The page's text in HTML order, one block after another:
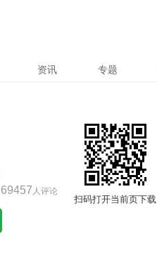
资讯 专题
69457 人评论
扫码打开当前页下载